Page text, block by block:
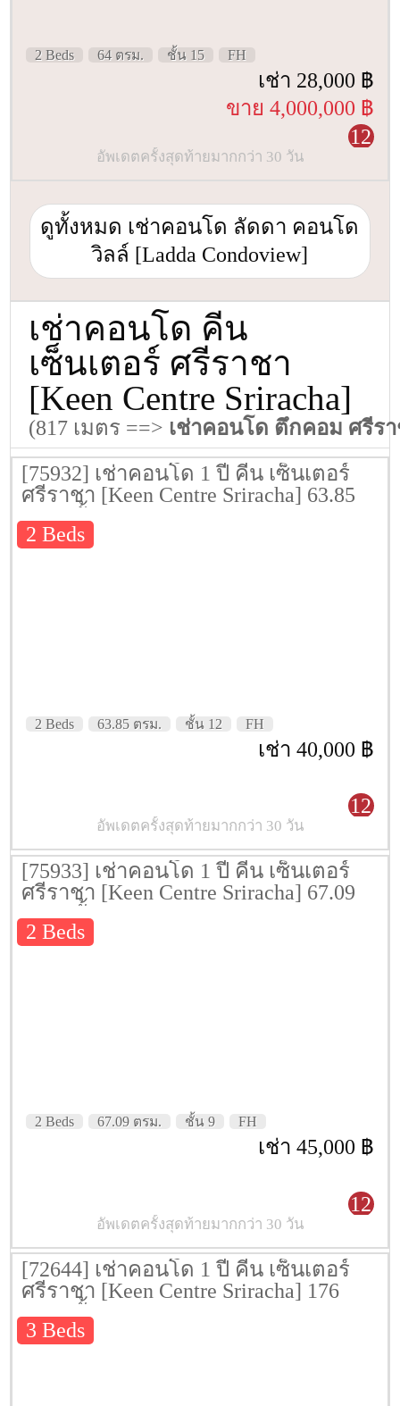
2 Beds 64 ตรม. ชั้น 15 FH
เช่า 28,000 ฿
ขาย 4,000,000 ฿
12
อัพเดตครั้งสุดท้ายมากกว่า 30 วัน
ดูทั้งหมด เช่าคอนโด ลัดดา คอนโด
วิลล์ [Ladda Condoview]
เช่าคอนโด คีน
เซ็นเตอร์ ศรีราชา
[Keen Centre Sriracha]
(817 เมตร ==> เช่าคอนโด ตึกคอม ศรีร
[75932] เช่าคอนโด 1 ปี คีน เซ็นเตอร์
ศรีราชา [Keen Centre Sriracha] 63.85
ตรม. ชั้น 12
2 Beds
2 Beds 63.85 ตรม. ชั้น 12 FH
เช่า 40,000 ฿
12
อัพเดตครั้งสุดท้ายมากกว่า 30 วัน
[75933] เช่าคอนโด 1 ปี คีน เซ็นเตอร์
ศรีราชา [Keen Centre Sriracha] 67.09
ตรม. ชั้น 9
2 Beds
2 Beds 67.09 ตรม. ชั้น 9 FH
เช่า 45,000 ฿
12
อัพเดตครั้งสุดท้ายมากกว่า 30 วัน
[72644] เช่าคอนโด 1 ปี คีน เซ็นเตอร์
ศรีราชา [Keen Centre Sriracha] 176
ตรม. ชั้น 3
3 Beds